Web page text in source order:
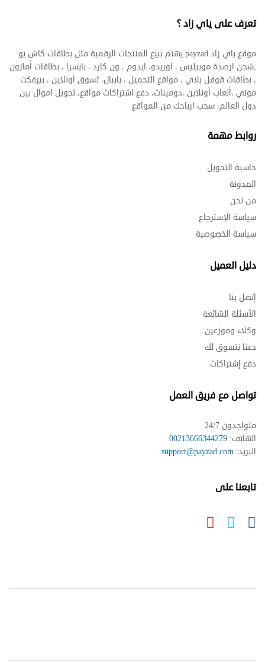
تعرف على ياي زاد ؟
موقع باي زاد payzad يهتم ببيع المنتجات الرقمية مثل بطاقات كاش يو
,شحن ارصدة موبيليس ، اوريدو، ايدوم ، ون كارد ، بايسرا ، بطاقات أمازون
، بطاقات قوقل بلاي ، مواقع التحميل ، بايبال، تسوق أونلاين ، بيرفكت
موني ،ألعاب أونلاين ،دومينات، دفع اشتراكات مواقع، تحويل اموال بين
دول العالم، سحب ارباحك من المواقع
روابط مهمة
حاسبة التحويل
المدونة
من نحن
سياسة الإسترجاع
سياسة الخصوصية
دليل العميل
إتصل بنا
الأسئلة الشائعة
وكلاء وموزعين
دعنا نتسوق لك
دفع إشتراكات
تواصل مع فريق العمل
متواجدون 24/7
الهاتف: 00213666344279
البريد: support@payzad.com
تابعنا على